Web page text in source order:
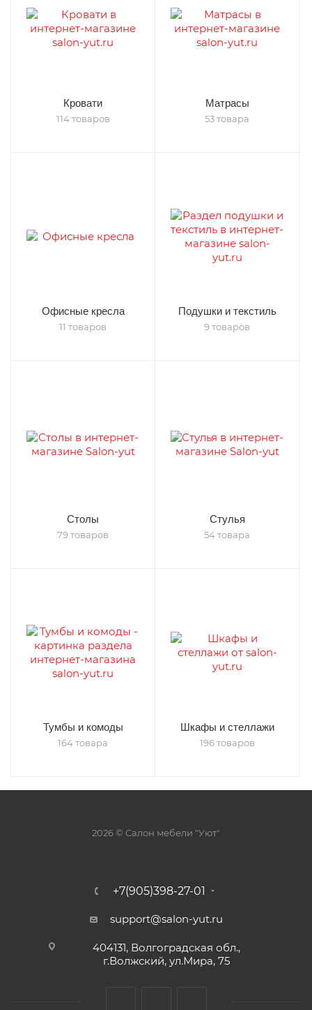
Кровати
114 товаров
Матрасы
53 товара
Офисные кресла
11 товаров
Подушки и текстиль
9 товаров
Столы
79 товаров
Стулья
54 товара
Тумбы и комоды
164 товара
Шкафы и стеллажи
196 товаров
2026 © Салон мебели "Уют"
+7(905)398-27-01
support@salon-yut.ru
404131, Волгоградская обл.,
г.Волжский, ул.Мира, 75